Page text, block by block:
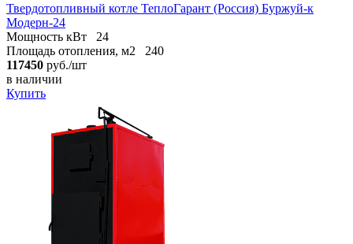
Твердотопливный котле ТеплоГарант (Россия) Буржуй-к
Модерн-24
Мощность кВт
24
Площадь отопления, м2
240
117450 руб./шт
в наличии
Купить